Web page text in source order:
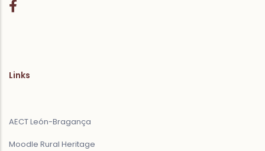
Links
AECT León-Bragança
Moodle Rural Heritage